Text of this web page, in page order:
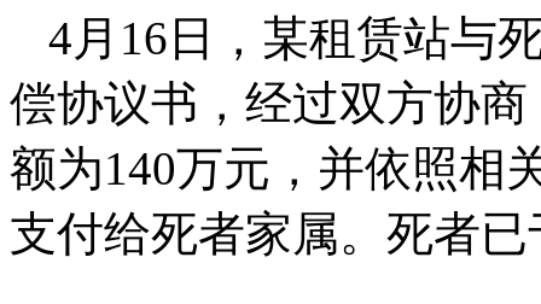
4月16日，某租赁站与
偿协议书，经过双方协
额为140万元，并依照相
支付给死者家属。死者